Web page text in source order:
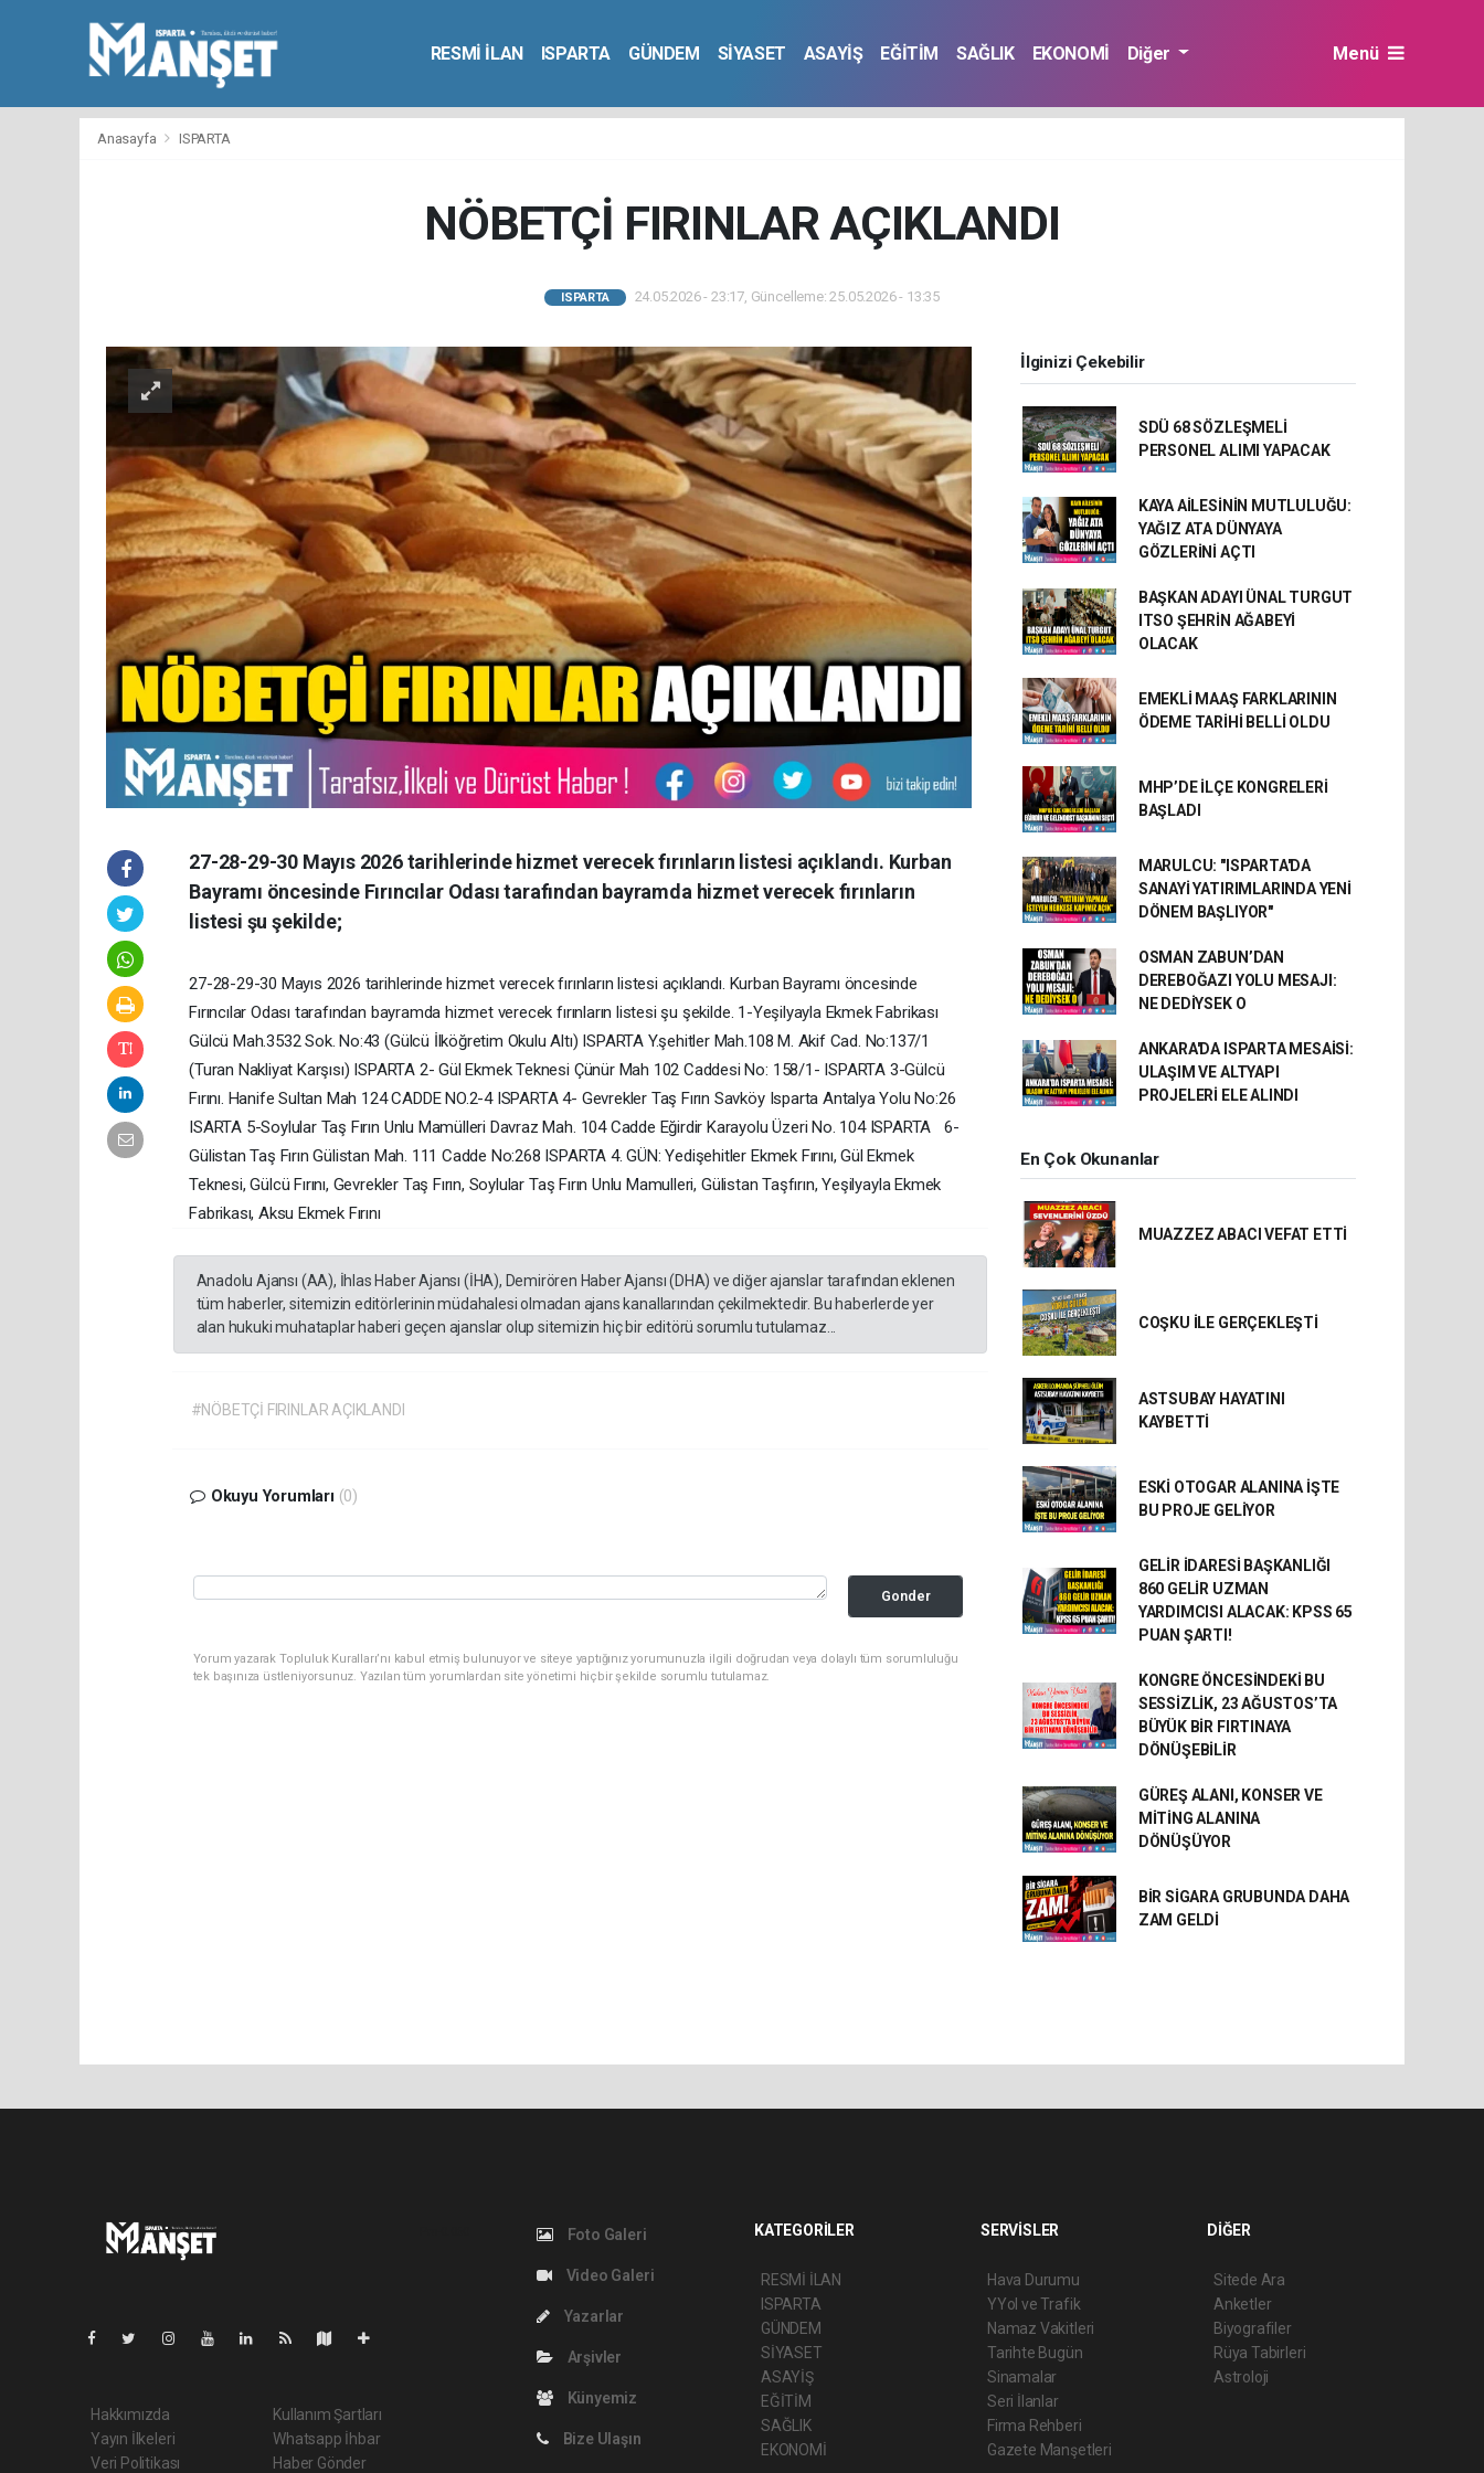
RESMİ İLAN ISPARTA GÜNDEM SİYASET ASAYİŞ EĞİTİM SAĞLIK EKONOMİ Diğer Menü
Anasayfa ISPARTA
NÖBETÇİ FIRINLAR AÇIKLANDI
ISPARTA 24.05.2026 - 23:17, Güncelleme: 25.05.2026 - 13:35
27-28-29-30 Mayıs 2026 tarihlerinde hizmet verecek fırınların listesi açıklandı. Kurban
Bayramı öncesinde Fırıncılar Odası tarafından bayramda hizmet verecek fırınların
listesi şu şekilde;
27-28-29-30 Mayıs 2026 tarihlerinde hizmet verecek fırınların listesi açıklandı. Kurban Bayramı öncesinde
Fırıncılar Odası tarafından bayramda hizmet verecek fırınların listesi şu şekilde. 1-Yeşilyayla Ekmek Fabrikası
Gülcü Mah.3532 Sok. No:43 (Gülcü İlköğretim Okulu Altı) ISPARTA Y.şehitler Mah.108 M. Akif Cad. No:137/1
(Turan Nakliyat Karşısı) ISPARTA 2- Gül Ekmek Teknesi Çünür Mah 102 Caddesi No: 158/1- ISPARTA 3-Gülcü
Fırını. Hanife Sultan Mah 124 CADDE NO.2-4 ISPARTA 4- Gevrekler Taş Fırın Savköy Isparta Antalya Yolu No:26
ISARTA 5-Soylular Taş Fırın Unlu Mamülleri Davraz Mah. 104 Cadde Eğirdir Karayolu Üzeri No. 104 ISPARTA 6-
Gülistan Taş Fırın Gülistan Mah. 111 Cadde No:268 ISPARTA 4. GÜN: Yedişehitler Ekmek Fırını, Gül Ekmek
Teknesi, Gülcü Fırını, Gevrekler Taş Fırın, Soylular Taş Fırın Unlu Mamulleri, Gülistan Taşfırın, Yeşilyayla Ekmek
Fabrikası, Aksu Ekmek Fırını
Anadolu Ajansı (AA), İhlas Haber Ajansı (İHA), Demirören Haber Ajansı (DHA) ve diğer ajanslar tarafından eklenen
tüm haberler, sitemizin editörlerinin müdahalesi olmadan ajans kanallarından çekilmektedir. Bu haberlerde yer
alan hukuki muhataplar haberi geçen ajanslar olup sitemizin hiç bir editörü sorumlu tutulamaz...
#NÖBETÇİ FIRINLAR AÇIKLANDI
Okuyu Yorumları (0)
Gonder
Yorum yazarak Topluluk Kuralları’nı kabul etmiş bulunuyor ve siteye yaptığınız yorumunuzla ilgili doğrudan veya dolaylı tüm sorumluluğu
tek başınıza üstleniyorsunuz. Yazılan tüm yorumlardan site yönetimi hiçbir şekilde sorumlu tutulamaz.
İlginizi Çekebilir
SDÜ 68 SÖZLEŞMELİ
PERSONEL ALIMI YAPACAK
KAYA AİLESİNİN MUTLULUĞU:
YAĞIZ ATA DÜNYAYA
GÖZLERİNİ AÇTI
BAŞKAN ADAYI ÜNAL TURGUT
ITSO ŞEHRİN AĞABEYİ
OLACAK
EMEKLİ MAAŞ FARKLARININ
ÖDEME TARİHİ BELLİ OLDU
MHP’DE İLÇE KONGRELERİ
BAŞLADI
MARULCU: "ISPARTA'DA
SANAYİ YATIRIMLARINDA YENİ
DÖNEM BAŞLIYOR"
OSMAN ZABUN’DAN
DEREBOĞAZI YOLU MESAJI:
NE DEDİYSEK O
ANKARA'DA ISPARTA MESAİSİ:
ULAŞIM VE ALTYAPI
PROJELERİ ELE ALINDI
En Çok Okunanlar
MUAZZEZ ABACI VEFAT ETTİ
COŞKU İLE GERÇEKLEŞTİ
ASTSUBAY HAYATINI
KAYBETTİ
ESKİ OTOGAR ALANINA İŞTE
BU PROJE GELİYOR
GELİR İDARESİ BAŞKANLIĞI
860 GELİR UZMAN
YARDIMCISI ALACAK: KPSS 65
PUAN ŞARTI!
KONGRE ÖNCESİNDEKİ BU
SESSİZLİK, 23 AĞUSTOS’TA
BÜYÜK BİR FIRTINAYA
DÖNÜŞEBİLİR
GÜREŞ ALANI, KONSER VE
MİTİNG ALANINA
DÖNÜŞÜYOR
BİR SİGARA GRUBUNDA DAHA
ZAM GELDİ
Hakkımızda
Yayın İlkeleri
Veri Politikası
Kullanım Şartları
Whatsapp İhbar
Haber Gönder
Foto Galeri
Video Galeri
Yazarlar
Arşivler
Künyemiz
Bize Ulaşın
KATEGORİLER
RESMİ İLAN
ISPARTA
GÜNDEM
SİYASET
ASAYİŞ
EĞİTİM
SAĞLIK
EKONOMİ
SERVİSLER
Hava Durumu
YYol ve Trafik
Namaz Vakitleri
Tarihte Bugün
Sinamalar
Seri İlanlar
Firma Rehberi
Gazete Manşetleri
DİĞER
Sitede Ara
Anketler
Biyografiler
Rüya Tabirleri
Astroloji